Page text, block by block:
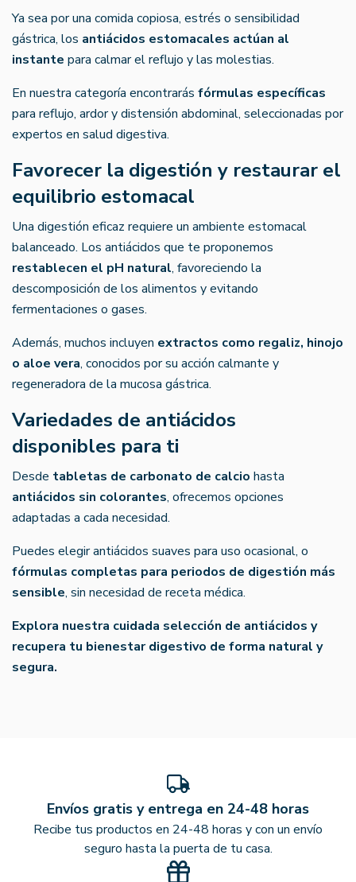
Ya sea por una comida copiosa, estrés o sensibilidad
gástrica, los antiácidos estomacales actúan al
instante para calmar el reflujo y las molestias.
En nuestra categoría encontrarás fórmulas específicas
para reflujo, ardor y distensión abdominal, seleccionadas por
expertos en salud digestiva.
Favorecer la digestión y restaurar el
equilibrio estomacal
Una digestión eficaz requiere un ambiente estomacal
balanceado. Los antiácidos que te proponemos
restablecen el pH natural, favoreciendo la
descomposición de los alimentos y evitando
fermentaciones o gases.
Además, muchos incluyen extractos como regaliz, hinojo
o aloe vera, conocidos por su acción calmante y
regeneradora de la mucosa gástrica.
Variedades de antiácidos
disponibles para ti
Desde tabletas de carbonato de calcio hasta
antiácidos sin colorantes, ofrecemos opciones
adaptadas a cada necesidad.
Puedes elegir antiácidos suaves para uso ocasional, o
fórmulas completas para periodos de digestión más
sensible, sin necesidad de receta médica.
Explora nuestra cuidada selección de antiácidos y
recupera tu bienestar digestivo de forma natural y
segura.
Envíos gratis y entrega en 24-48 horas
Recibe tus productos en 24-48 horas y con un envío
seguro hasta la puerta de tu casa.